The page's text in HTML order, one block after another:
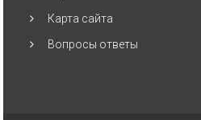
Карта сайта
Вопросы ответы